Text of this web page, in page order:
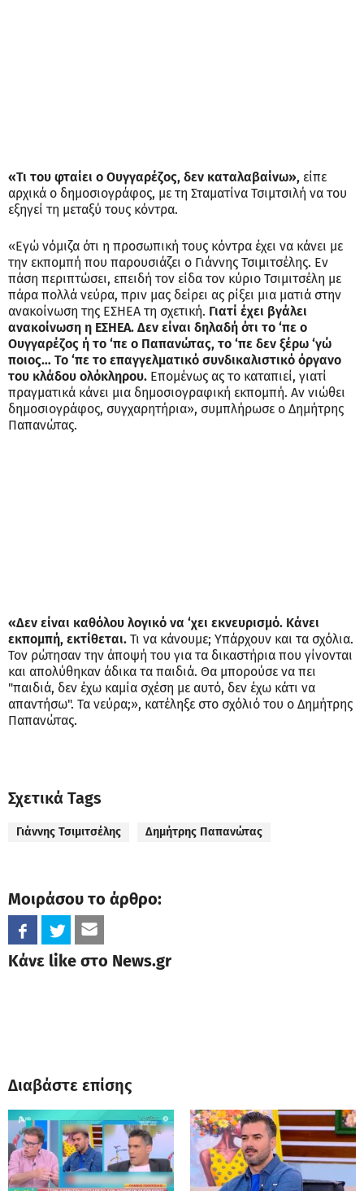
«Τι του φταίει ο Ουγγαρέζος, δεν καταλαβαίνω», είπε
αρχικά ο δημοσιογράφος, με τη Σταματίνα Τσιμτσιλή να του
εξηγεί τη μεταξύ τους κόντρα.
«Εγώ νόμιζα ότι η προσωπική τους κόντρα έχει να κάνει με
την εκπομπή που παρουσιάζει ο Γιάννης Τσιμιτσέλης. Εν
πάση περιπτώσει, επειδή τον είδα τον κύριο Τσιμιτσέλη με
πάρα πολλά νεύρα, πριν μας δείρει ας ρίξει μια ματιά στην
ανακοίνωση της ΕΣΗΕΑ τη σχετική. Γιατί έχει βγάλει
ανακοίνωση η ΕΣΗΕΑ. Δεν είναι δηλαδή ότι το ‘πε ο
Ουγγαρέζος ή το ‘πε ο Παπανώτας, το ‘πε δεν ξέρω ‘γώ
ποιος… Το ‘πε το επαγγελματικό συνδικαλιστικό όργανο
του κλάδου ολόκληρου. Επομένως ας το καταπιεί, γιατί
πραγματικά κάνει μια δημοσιογραφική εκπομπή. Αν νιώθει
δημοσιογράφος, συγχαρητήρια», συμπλήρωσε ο Δημήτρης
Παπανώτας.
«Δεν είναι καθόλου λογικό να ‘χει εκνευρισμό. Κάνει
εκπομπή, εκτίθεται. Τι να κάνουμε; Υπάρχουν και τα σχόλια.
Τον ρώτησαν την άποψή του για τα δικαστήρια που γίνονται
και απολύθηκαν άδικα τα παιδιά. Θα μπορούσε να πει
"παιδιά, δεν έχω καμία σχέση με αυτό, δεν έχω κάτι να
απαντήσω". Τα νεύρα;», κατέληξε στο σχόλιό του ο Δημήτρης
Παπανώτας.
Σχετικά Tags
Γιάννης Τσιμιτσέλης Δημήτρης Παπανώτας
Μοιράσου το άρθρο:
Κάνε like στο News.gr
Διαβάστε επίσης